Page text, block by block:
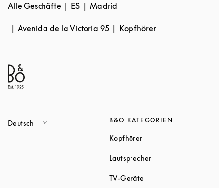
Alle Geschäfte ES Madrid
Avenida de la Victoria 95 Kopfhörer
Deutsch B&O KATEGORIEN
KopfhörerLink Opens in New Tab
LautsprecherLink Opens in New
TV-Geräte